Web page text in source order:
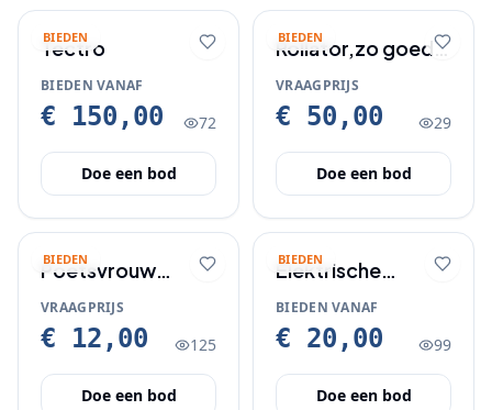
BIEDEN
Tectro
BIEDEN VANAF
€ 150,00 72
Doe een bod
BIEDEN
Rollator,zo goed
als nieuw €50
VRAAGPRIJS
€ 50,00 29
Doe een bod
BIEDEN
Poetsvrouw
gevraagd
VRAAGPRIJS
€ 12,00 125
Doe een bod
BIEDEN
Elektrische
sigaretten maker
BIEDEN VANAF
€ 20,00 99
Doe een bod